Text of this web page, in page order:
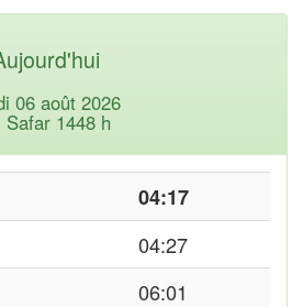
06 août 2026
Safar 1448 h
04:17
04:27
06:01